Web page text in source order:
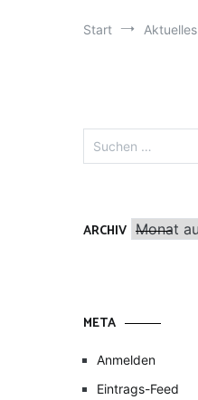
Start Aktuelles
nach:
ARCHIV Archiv
META
Anmelden
Eintrags-Feed